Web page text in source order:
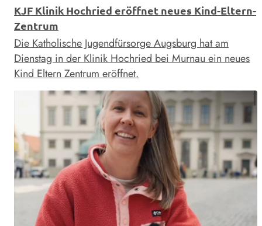
KJF Klinik Hochried eröffnet neues Kind-Eltern-
Zentrum
Die Katholische Jugendfürsorge Augsburg hat am
Dienstag in der Klinik Hochried bei Murnau ein neues
Kind Eltern Zentrum eröffnet.